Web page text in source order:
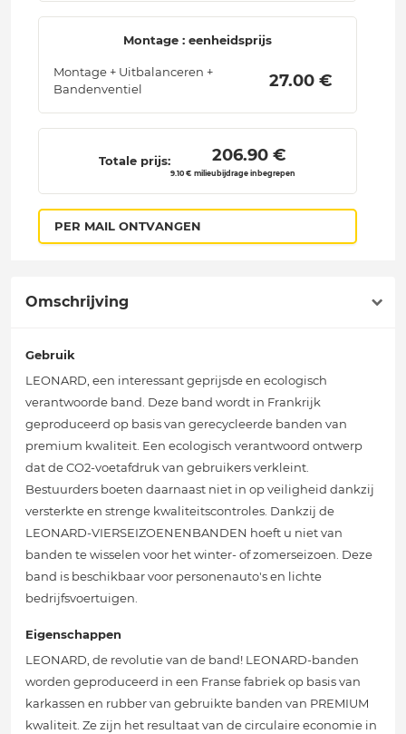
Montage : eenheidsprijs
Montage + Uitbalanceren +
Bandenventiel
27.00 €
Totale prijs: 206.90 €
9.10 € milieubijdrage inbegrepen
PER MAIL ONTVANGEN
Omschrijving
Gebruik
LEONARD, een interessant geprijsde en ecologisch
verantwoorde band. Deze band wordt in Frankrijk
geproduceerd op basis van gerecycleerde banden van
premium kwaliteit. Een ecologisch verantwoord ontwerp
dat de CO2-voetafdruk van gebruikers verkleint.
Bestuurders boeten daarnaast niet in op veiligheid dankzij
versterkte en strenge kwaliteitscontroles. Dankzij de
LEONARD-VIERSEIZOENENBANDEN hoeft u niet van
banden te wisselen voor het winter- of zomerseizoen. Deze
band is beschikbaar voor personenauto's en lichte
bedrijfsvoertuigen.
Eigenschappen
LEONARD, de revolutie van de band! LEONARD-banden
worden geproduceerd in een Franse fabriek op basis van
karkassen en rubber van gebruikte banden van PREMIUM
kwaliteit. Ze zijn het resultaat van de circulaire economie in